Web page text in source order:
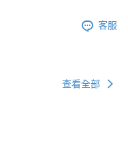
客服
查看全部